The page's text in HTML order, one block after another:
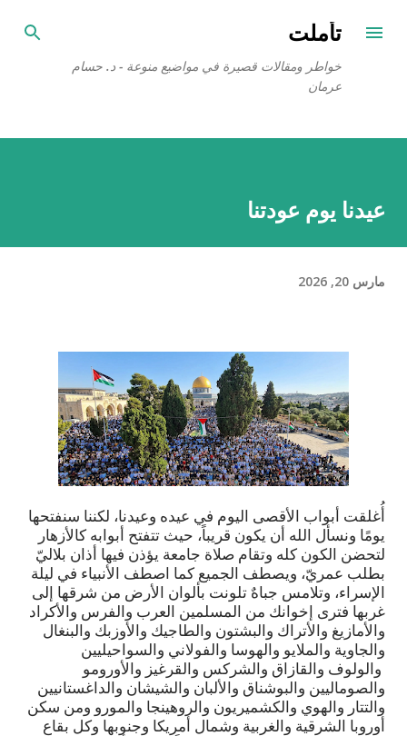
تأملت
خواطر ومقالات قصيرة في مواضيع منوعة - د. حسام
عرمان
عيدنا يوم عودتنا
مارس 20, 2026
أُغلقت أبواب الأقصى اليوم في عيده وعيدنا، لكننا سنفتحها
يومًا ونسأل الله أن يكون قريباً، حيث تتفتح أبوابه كالأزهار
لتحضن الكون كله وتقام صلاة جامعة يؤذن فيها أذان بلاليّ
بطلب عمريّ، ويصطف الجميع كما اصطف الأنبياء في ليلة
الإسراء، وتلامس جباهٌ تلونت بألوان الأرض من شرقها إلى
غربها فترى إخوانك من المسلمين العرب والفرس والأكراد
والأمازيغ والأتراك والبشتون والطاجيك والأوزبك والبنغال
والجاوية والملايو والهوسا والفولاني والسواحيليين
والولوف والقازاق والشركس والقرغيز والأورومو
والصوماليين والبوشناق والألبان والشيشان والداغستانيين
والتتار والهوي والكشميريون والروهينجا والمورو ومن سكن
أوروبا الشرقية والغربية وشمال أمريكا وجنوبها وكل بقاع